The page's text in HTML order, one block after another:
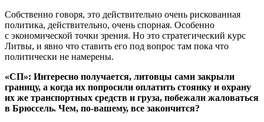
Собственно говоря, это действительно очень рискованная
политика, действительно, очень спорная. Особенно
с экономической точки зрения. Но это стратегический курс
Литвы, и явно что ставить его под вопрос там пока что
политически не намерены.
«СП»: Интересно получается, литовцы сами закрыли
границу, а когда их попросили оплатить стоянку и охрану
их же транспортных средств и груза, побежали жаловаться
в Брюссель. Чем, по-вашему, все закончится?